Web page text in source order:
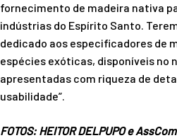
fornecimento de madeira nativa
indústrias do Espírito Santo.
dedicado aos especificadores de
espécies exóticas, disponíveis no
apresentadas com riqueza de
usabilidade”.
FOTOS: HEITOR DELPUPO e